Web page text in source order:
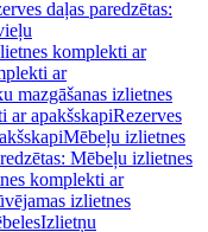
daļas paredzētas:
komplekti ar
ar
mazgāšanas izlietnes
ar apakšskapiRezerves
Mēbeļu izlietnes
Mēbeļu izlietnes
komplekti ar
izlietnes
Izlietņu